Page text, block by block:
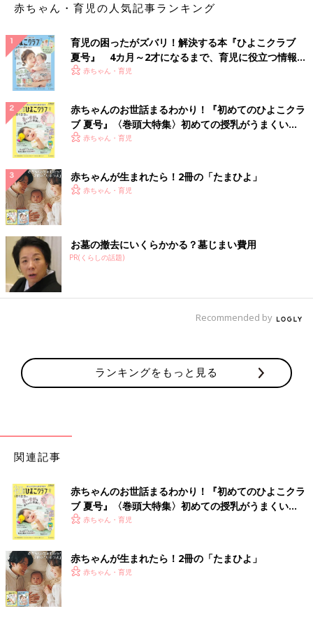
ボディラインにメリハリがついていて、からだ全体に立体的な印
象があるのが骨格ストレート。とくに、バストなど上半身を中心
く、ひざ下はほっそりしています。
骨格ストレートの人は、おなかまわりや太ももに脂肪がつきやす
いといわれています。もともと上半身に豊かなメリハリと厚みが
赤ちゃん・育児の人気記事ランキング
育児の困ったがズバリ！解決する本『ひよこクラブ
夏号』 4カ月～2才になるまで、育児に役立つ情報が
いっぱい！
赤ちゃん・育児
赤ちゃんのお世話まるわかり！『初めてのひよこクラ
ブ 夏号』〈巻頭大特集〉初めての授乳がうまくい
く！ おっぱい・ミルクの基本と夏のトラブル 解決テ
赤ちゃん・育児
赤ちゃんが生まれたら！2冊の「たまひよ」
赤ちゃん・育児
お墓の撤去にいくらかかる？墓じまい費用
PR(くらしの話題)
Recommended by
ランキングをもっと見る
関連記事
赤ちゃんのお世話まるわかり！『初めてのひよこクラ
ブ 夏号』〈巻頭大特集〉初めての授乳がうまくい
く！ おっぱい・ミルクの基本と夏のトラブル 解決テ
赤ちゃん・育児
赤ちゃんが生まれたら！2冊の「たまひよ」
赤ちゃん・育児